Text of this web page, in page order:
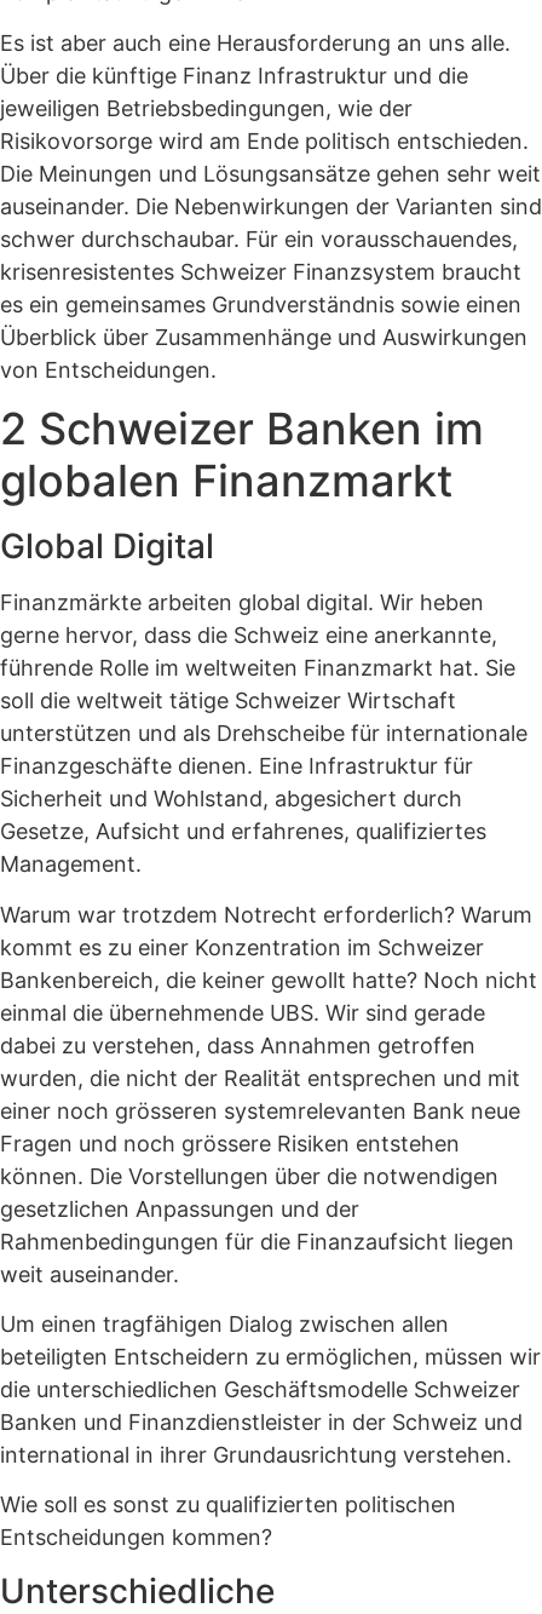
Es ist aber auch eine Herausforderung an uns alle.
Über die künftige Finanz Infrastruktur und die
jeweiligen Betriebsbedingungen, wie der
Risikovorsorge wird am Ende politisch entschieden.
Die Meinungen und Lösungsansätze gehen sehr weit
auseinander. Die Nebenwirkungen der Varianten sind
schwer durchschaubar. Für ein vorausschauendes,
krisenresistentes Schweizer Finanzsystem braucht
es ein gemeinsames Grundverständnis sowie einen
Überblick über Zusammenhänge und Auswirkungen
von Entscheidungen.
2 Schweizer Banken im
globalen Finanzmarkt
Global Digital
Finanzmärkte arbeiten global digital. Wir heben
gerne hervor, dass die Schweiz eine anerkannte,
führende Rolle im weltweiten Finanzmarkt hat. Sie
soll die weltweit tätige Schweizer Wirtschaft
unterstützen und als Drehscheibe für internationale
Finanzgeschäfte dienen. Eine Infrastruktur für
Sicherheit und Wohlstand, abgesichert durch
Gesetze, Aufsicht und erfahrenes, qualifiziertes
Management.
Warum war trotzdem Notrecht erforderlich? Warum
kommt es zu einer Konzentration im Schweizer
Bankenbereich, die keiner gewollt hatte? Noch nicht
einmal die übernehmende UBS. Wir sind gerade
dabei zu verstehen, dass Annahmen getroffen
wurden, die nicht der Realität entsprechen und mit
einer noch grösseren systemrelevanten Bank neue
Fragen und noch grössere Risiken entstehen
können. Die Vorstellungen über die notwendigen
gesetzlichen Anpassungen und der
Rahmenbedingungen für die Finanzaufsicht liegen
weit auseinander.
Um einen tragfähigen Dialog zwischen allen
beteiligten Entscheidern zu ermöglichen, müssen wir
die unterschiedlichen Geschäftsmodelle Schweizer
Banken und Finanzdienstleister in der Schweiz und
international in ihrer Grundausrichtung verstehen.
Wie soll es sonst zu qualifizierten politischen
Entscheidungen kommen?
Unterschiedliche